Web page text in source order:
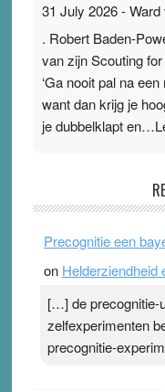
31 July 2026-Ward
. Robert Baden-
van zijn Scouting
‘Ga nooit pal na
want dan krijg je
je dubbelklapt
topsporters. Ze
terwijl ze meer
ademen’ kan
Pleisterplakkers in
Precognitie een
on Helderziendheid
[…] de precognitie-
zelfexperimenten
precognitie-